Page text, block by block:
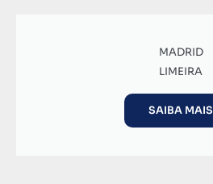
MADRID
LIMEIRA
SAIBA MAIS